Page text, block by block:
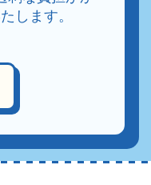
します。